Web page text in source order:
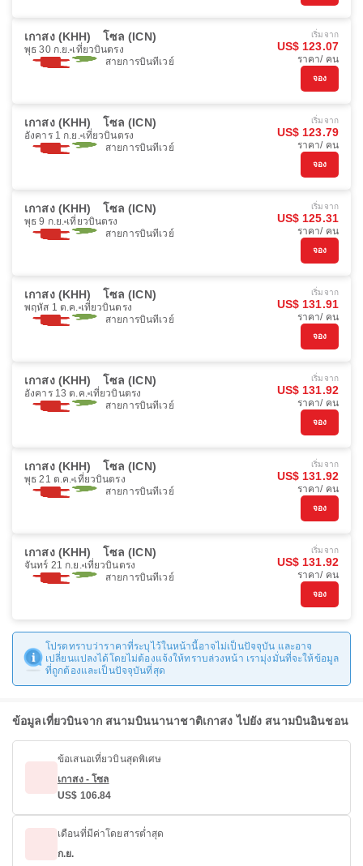
เกาสง (KHH) โซล (ICN)
พุธ 30 ก.ย. เที่ยวบินตรง
สายการบินทีเวย์
เริ่มจาก
US$ 123.07
ราคา/ คน
จอง
เกาสง (KHH) โซล (ICN)
อังคาร 1 ก.ย. เที่ยวบินตรง
สายการบินทีเวย์
เริ่มจาก
US$ 123.79
ราคา/ คน
จอง
เกาสง (KHH) โซล (ICN)
พุธ 9 ก.ย. เที่ยวบินตรง
สายการบินทีเวย์
เริ่มจาก
US$ 125.31
ราคา/ คน
จอง
เกาสง (KHH) โซล (ICN)
พฤหัส 1 ต.ค. เที่ยวบินตรง
สายการบินทีเวย์
เริ่มจาก
US$ 131.91
ราคา/ คน
จอง
เกาสง (KHH) โซล (ICN)
อังคาร 13 ต.ค. เที่ยวบินตรง
สายการบินทีเวย์
เริ่มจาก
US$ 131.92
ราคา/ คน
จอง
เกาสง (KHH) โซล (ICN)
พุธ 21 ต.ค. เที่ยวบินตรง
สายการบินทีเวย์
เริ่มจาก
US$ 131.92
ราคา/ คน
จอง
เกาสง (KHH) โซล (ICN)
จันทร์ 21 ก.ย. เที่ยวบินตรง
สายการบินทีเวย์
เริ่มจาก
US$ 131.92
ราคา/ คน
จอง
โปรดทราบว่าราคาที่ระบุไว้ในหน้านี้อาจไม่เป็นปัจจุบัน และอาจ
เปลี่ยนแปลงได้โดยไม่ต้องแจ้งให้ทราบล่วงหน้า เรามุ่งมั่นที่จะให้ข้อมูล
ที่ถูกต้องและเป็นปัจจุบันที่สุด
ข้อมูลเที่ยวบินจาก สนามบินนานาชาติเกาสง ไปยัง สนามบินอินชอน
ข้อเสนอเที่ยวบินสุดพิเศษ
เกาสง - โซล
US$ 106.84
เดือนที่มีค่าโดยสารต่ำสุด
ก.ย.